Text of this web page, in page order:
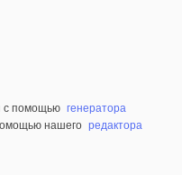
с помощью генератора
нашего редактора